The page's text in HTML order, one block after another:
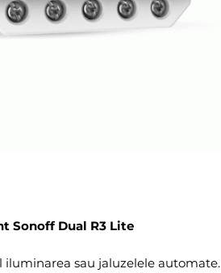
Sonoff Dual R3 Lite
iluminarea sau jaluzelele automate.